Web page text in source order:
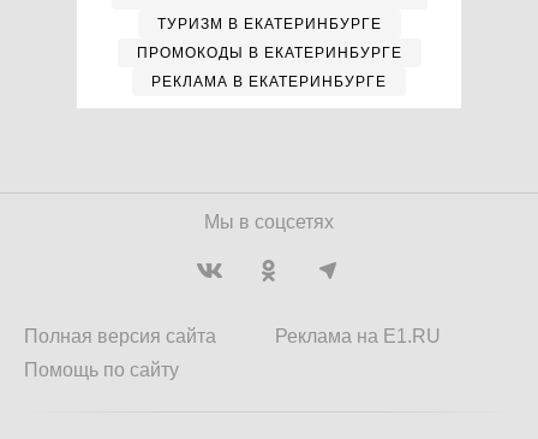
ТУРИЗМ В ЕКАТЕРИНБУРГЕ
ПРОМОКОДЫ В ЕКАТЕРИНБУРГЕ
РЕКЛАМА В ЕКАТЕРИНБУРГЕ
Мы в соцсетях
Полная версия сайта
Помощь по сайту
Реклама на E1.RU